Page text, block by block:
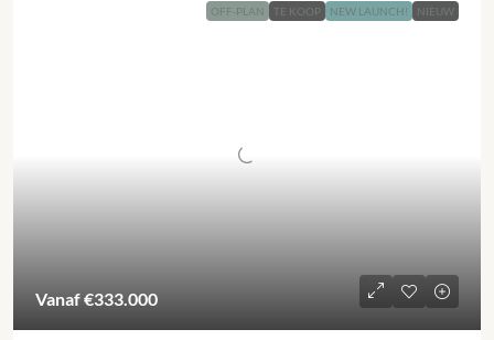
OFF-PLAN TE KOOP NEW LAUNCH! NIEUW
Vanaf€333.000